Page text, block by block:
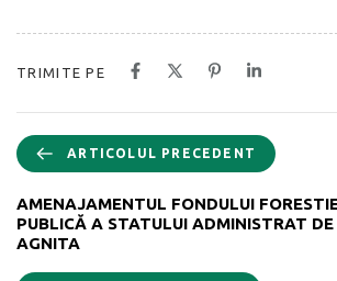
TRIMITE PE
ARTICOLUL PRECEDENT
AMENAJAMENTUL FONDULUI
PUBLICĂ A STATULUI ADMINISTRAT
AGNITA